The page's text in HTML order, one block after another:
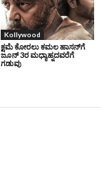
Kollywood
ಕ್ಷಮೆ ಕೋರಲು ಕಮಲ ಹಾಸನ್‌ಗೆ
ಜೂನ್‌ 3ರ ಮಧ್ಯಾಹ್ನದವರೆಗೆ
ಗಡುವು